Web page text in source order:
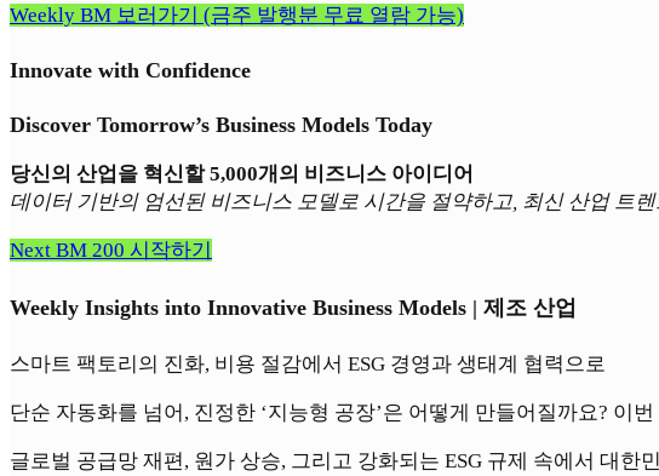
Weekly BM 보러가기 (금주 발행분 무료 열람 가능)
Innovate with Confidence
Discover Tomorrow’s Business Models Today
당신의 산업을 혁신할 5,000개의 비즈니스 아이디어
데이터 기반의 엄선된 비즈니스 모델로 시간을 절약하고, 최신 산업 트
Next BM 200 시작하기
Weekly Insights into Innovative Business Models | 제조 산업
스마트 팩토리의 진화, 비용 절감에서 ESG 경영과 생태계 협력으로
단순 자동화를 넘어, 진정한 ‘지능형 공장’은 어떻게 만들어질까요? 이
글로벌 공급망 재편, 원가 상승, 그리고 강화되는 ESG 규제 속에서 대